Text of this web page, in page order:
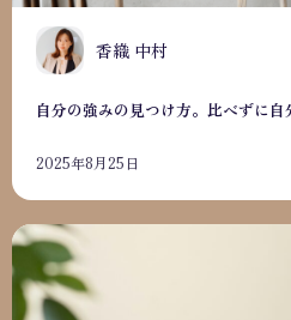
香織 中村
自分の強みの見つけ方。比べずに
2025年8月25日
自分の時間をつくる小さな習慣